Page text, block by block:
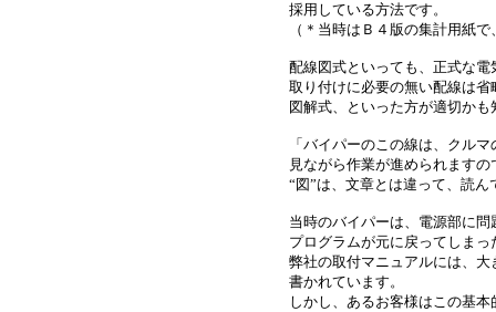
採用している方法です。
（＊当時はＢ４版の集計用紙
配線図式といっても、正式な
取り付けに必要の無い配線は
図解式、といった方が適切かも
「バイパーのこの線は、クル
見ながら作業が進められます
“図”は、文章とは違って、読
当時のバイパーは、電源部に
プログラムが元に戻ってしま
弊社の取付マニュアルには、
書かれています。
しかし、あるお客様はこの基